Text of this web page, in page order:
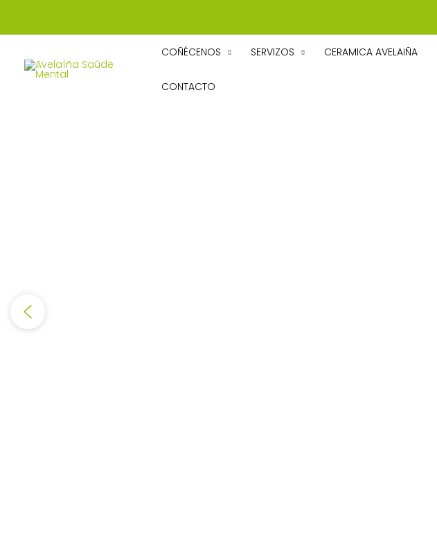
COÑÉCENOS SERVIZOS CERAMICA AVELAIÑA
CONTACTO